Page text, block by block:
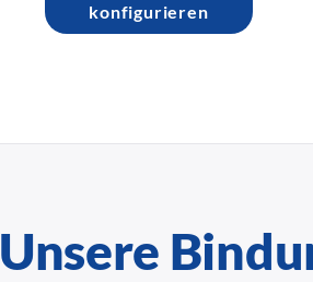
konfigurieren
Unsere